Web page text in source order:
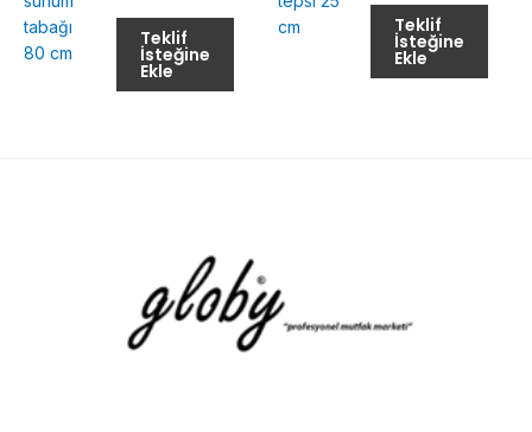
Teklif
İsteğine
Ekle
Teklif
İsteğine
Ekle